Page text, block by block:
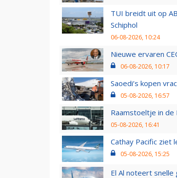
TUI breidt uit op
Schiphol
06-08-2026, 10:24
Nieuwe ervaren
06-08-2026, 10:17
Saoedi’s kopen
05-08-2026, 16:57
Raamstoeltje in de
05-08-2026, 16:41
Cathay Pacific ziet
05-08-2026, 15:25
El Al noteert